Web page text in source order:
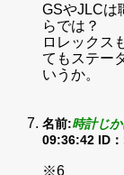
GSやJLCは
らでは？
ロレックス
てもステー
いうか。
名前:時計じ
09:36:42 ID
※6